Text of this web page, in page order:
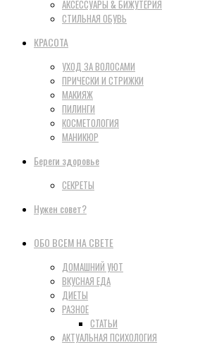
АКСЕССУАРЫ & БИЖУТЕРИЯ
СТИЛЬНАЯ ОБУВЬ
КРАСОТА
УХОД ЗА ВОЛОСАМИ
ПРИЧЕСКИ И СТРИЖКИ
МАКИЯЖ
ПИЛИНГИ
КОСМЕТОЛОГИЯ
МАНИКЮР
Береги здоровье
СЕКРЕТЫ
Нужен совет?
ОБО ВСЕМ НА СВЕТЕ
ДОМАШНИЙ УЮТ
ВКУСНАЯ ЕДА
ДИЕТЫ
РАЗНОЕ
СТАТЬИ
АКТУАЛЬНАЯ ПСИХОЛОГИЯ